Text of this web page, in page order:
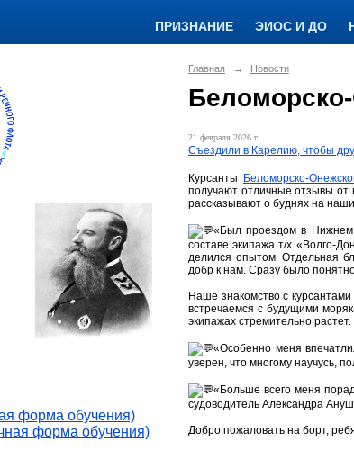
ПРИЗНАНИЕ ЭИОС И ДО
форма обучения)
форма обучения)
Главная → Новости
21 февраля 2026 г.
Съездили в Карелию, чтобы
Курсанты Беломорско-
получают отличные отзывы от
рассказывают о буднях на
«Был проездом в Нижнем
составе экипажа т/х «Волго-
делился опытом. Отдельная
добр к нам. Сразу было
Наше знакомство с
встречаемся с будущими
экипажах стремительно
«Особенно меня
уверен, что многому научусь,
«Больше всего меня
судоводитель Александра
Добро пожаловать на борт,